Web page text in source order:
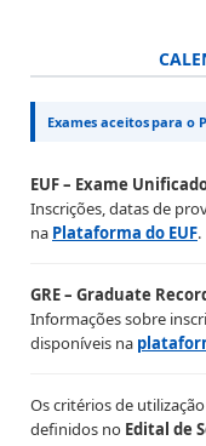
Exames aceitos para o
EUF – Exame
Inscrições, datas de
na Plataforma do EUF.
GRE – Graduate
Informações sobre
disponíveis na
Os critérios de
definidos no Edital de